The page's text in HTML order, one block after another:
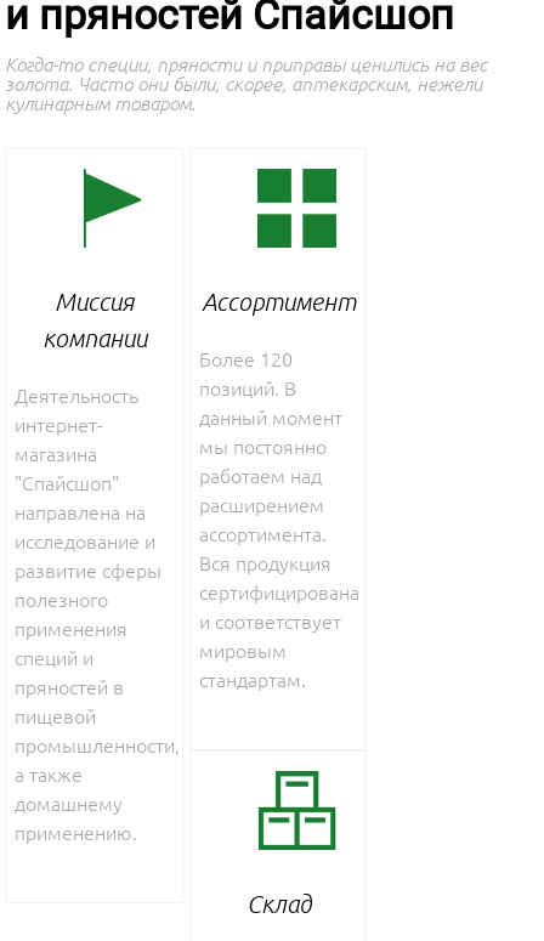
и пряностей Спайсшоп
Когда-то специи, пряности и приправы ценились на вес
золота. Часто они были, скорее, аптекарским, нежели
кулинарным товаром.
Миссия
компании
Деятельность
интернет-
магазина
"Спайсшоп"
направлена на
исследование и
развитие сферы
полезного
применения
специй и
пряностей в
пищевой
промышленности,
а также
домашнему
применению.
Ассортимент
Более 120
позиций. В
данный момент
мы постоянно
работаем над
расширением
ассортимента.
Вся продукция
сертифицирована
и соответствует
мировым
стандартам.
Склад